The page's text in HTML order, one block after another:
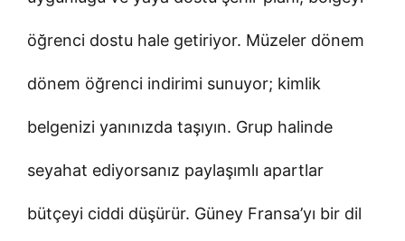
öğrenci dostu hale getiriyor. Müzeler dönem
dönem öğrenci indirimi sunuyor; kimlik
belgenizi yanınızda taşıyın. Grup halinde
seyahat ediyorsanız paylaşımlı apartlar
bütçeyi ciddi düşürür. Güney Fransa’yı bir dil